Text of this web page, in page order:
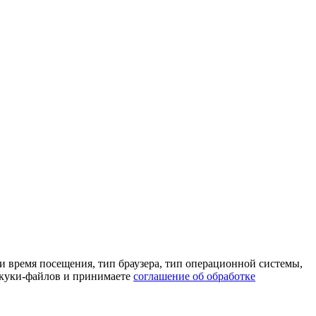
время посещения, тип браузера, тип операционной системы,
файлов и принимаете соглашение об обработке